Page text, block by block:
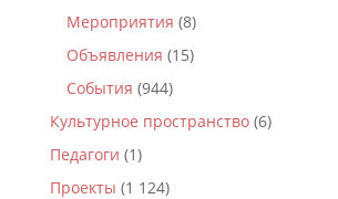
Мероприятия (8)
Объявления (15)
События (944)
Культурное пространство(6)
Педагоги (1)
Проекты (1 124)